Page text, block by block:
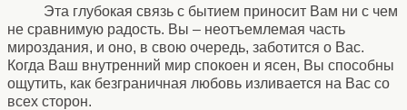
Эта глубокая связь с бытием приносит Вам ни с чем
не сравнимую радость. Вы – неотъемлемая часть
мироздания, и оно, в свою очередь, заботится о Вас.
Когда Ваш внутренний мир спокоен и ясен, Вы способны
ощутить, как безграничная любовь изливается на Вас со
всех сторон.